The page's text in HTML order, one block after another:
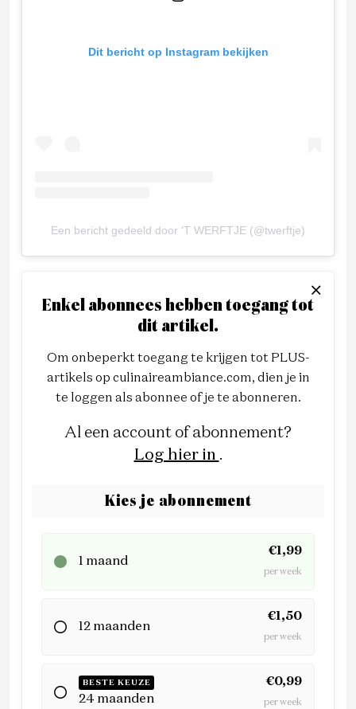
Dit bericht op Instagram bekijken
Een bericht gedeeld door ‘T WERFTJE (@twerftje)
Enkel abonnees hebben toegang tot
dit artikel.
Om onbeperkt toegang te krijgen tot PLUS-
artikels op culinaireambiance.com, dien je in
te loggen als abonnee of je te abonneren.
Al een account of abonnement?
Log hier in .
Kies je abonnement
1 maand
€1,99
per week
12 maanden
€1,50
per week
BESTE KEUZE
24 maanden
€0,99
per week